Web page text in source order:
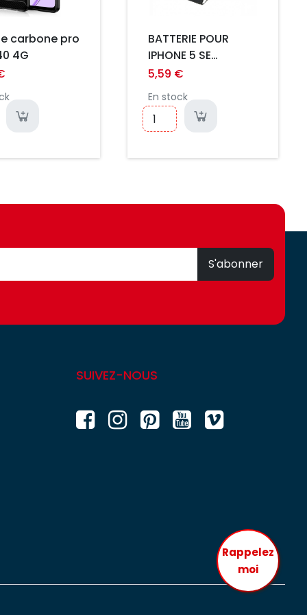
carbone pro
4G
BATTERIE POUR
IPHONE 5 SE
(STANDARD)
5,59 €
En stock
S'abonner
SUIVEZ-NOUS
Rappelez
moi